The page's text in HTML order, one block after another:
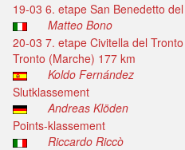
19-03 6. etape San Benedetto
Matteo Bono
20-03 7. etape Civitella del
Tronto (Marche) 177 km
Koldo Fernández
Slutklassement
Andreas Klöden
Points-klassement
Riccardo Riccò